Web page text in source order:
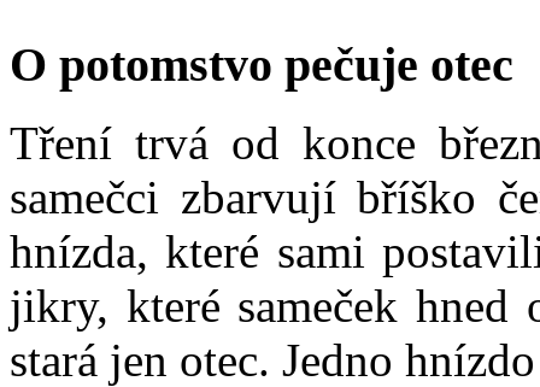
O potomstvo pečuje otec
Tření trvá od konce
samečci zbarvují bříško
hnízda, které sami
jikry, které sameček
stará jen otec. Jedno